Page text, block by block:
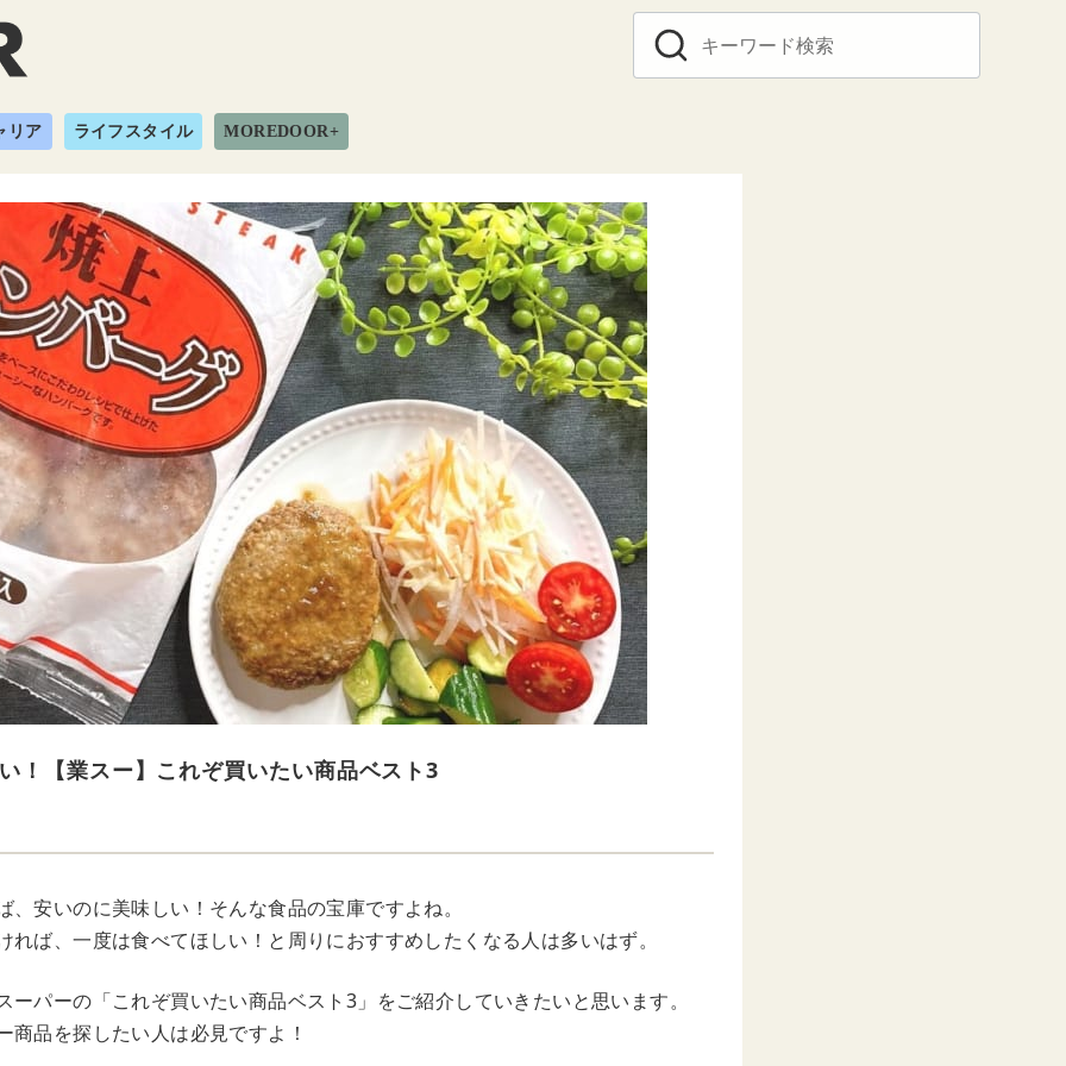
リア ライフスタイル MOREDOOR+
！【業スー】これぞ買いたい商品ベスト3
、安いのに美味しい！そんな食品の宝庫ですよね。
れば、一度は食べてほしい！と周りにおすすめしたくなる人は多いはず。
ーパーの「これぞ買いたい商品ベスト3」をご紹介していきたいと思います。
商品を探したい人は必見ですよ！